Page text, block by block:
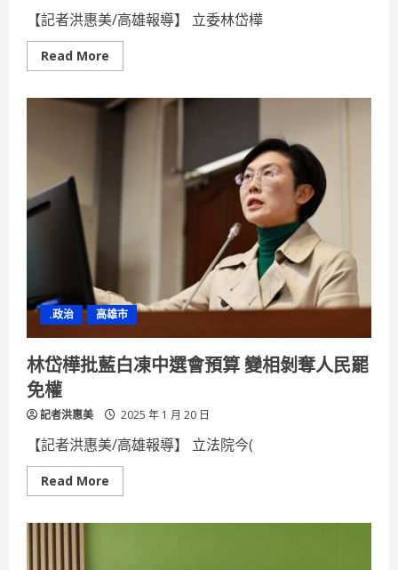
【記者洪惠美/高雄報導】 立委林岱樺
Read More
more
岱
樺
志
該
向
高
雄
人
交
代
.政治 高雄市
林岱樺批藍白凍中選會預算 變相剝奪人民罷
免權
記者洪惠美 2025 年 1 月 20 日
【記者洪惠美/高雄報導】 立法院今(
Read More
more